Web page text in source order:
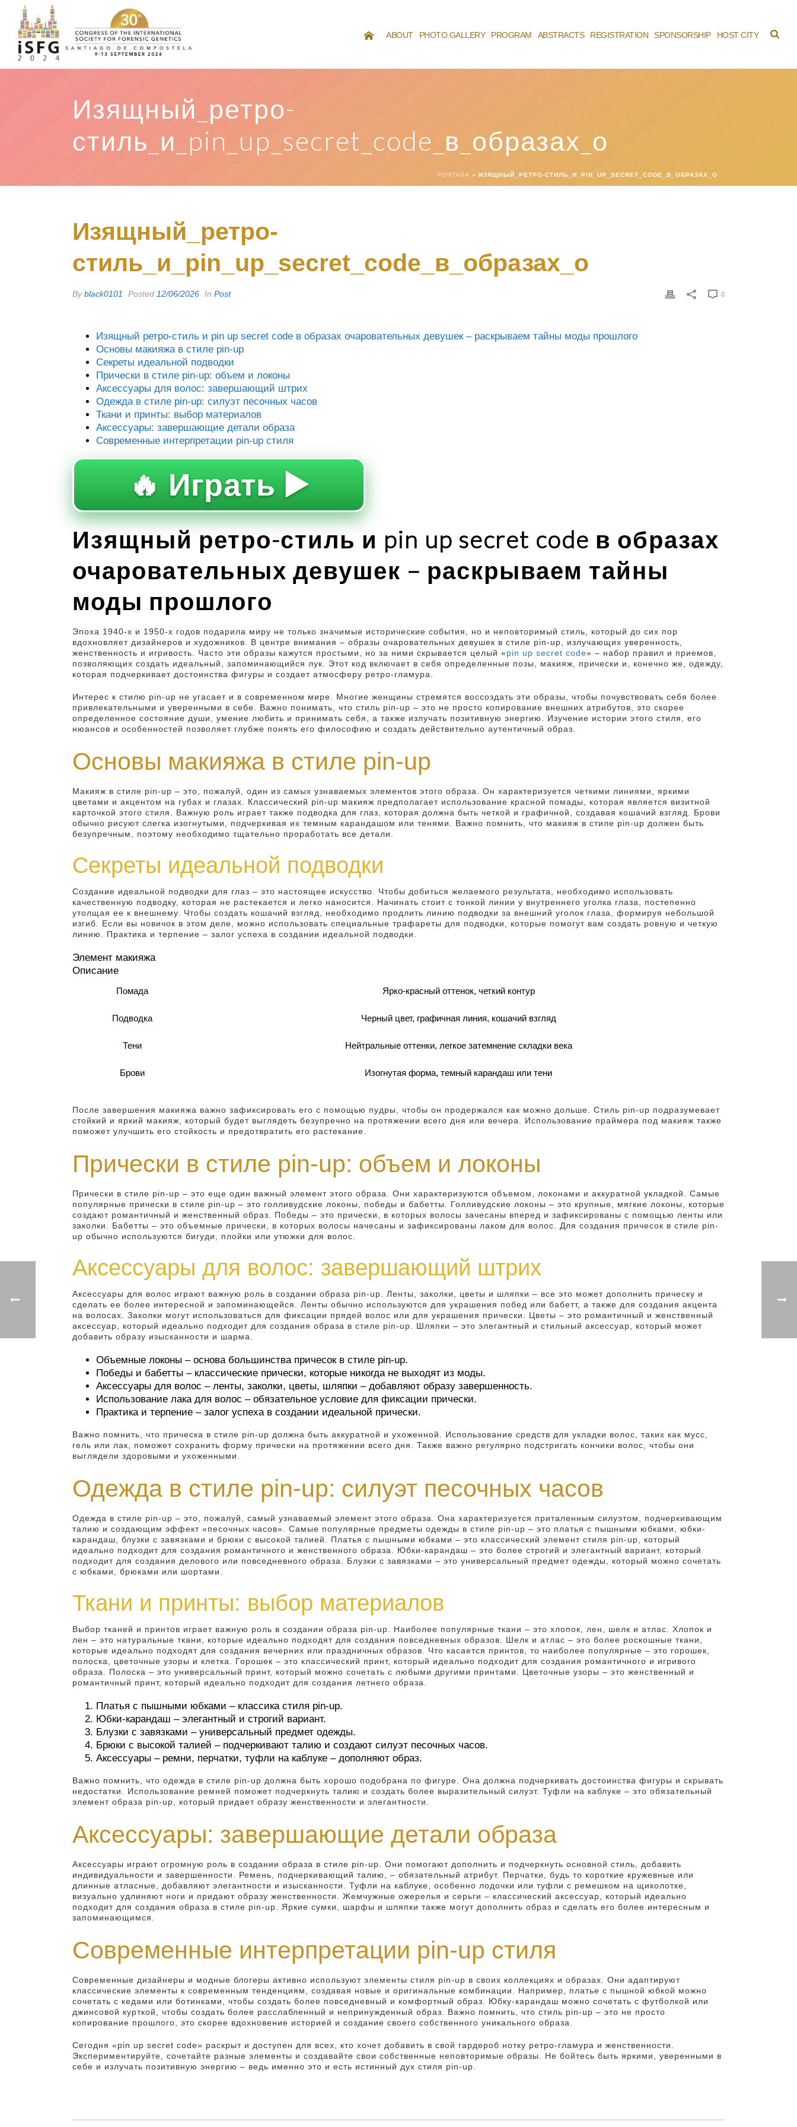
ABOUT PHOTO GALLERY PROGRAM ABSTRACTS REGISTRATION SPONSORSHIP HOST CITY
Изящный_ретро-
стиль_и_pin_up_secret_code_в_образах_о
PORTADA » ИЗЯЩНЫЙ_РЕТРО-СТИЛЬ_И_PIN_UP_SECRET_CODE_В_ОБРАЗАХ_О
Изящный_ретро-
стиль_и_pin_up_secret_code_в_образах_о
Byblack0101 Posted 12/06/2026 In Post 0
Изящный ретро-стиль и pin up secret code в образах очаровательных девушек – раскрываем тайны моды прошлого
Основы макияжа в стиле pin-up
Секреты идеальной подводки
Прически в стиле pin-up: объем и локоны
Аксессуары для волос: завершающий штрих
Одежда в стиле pin-up: силуэт песочных часов
Ткани и принты: выбор материалов
Аксессуары: завершающие детали образа
Современные интерпретации pin-up стиля
🔥 Играть ▶️
Изящный ретро-стиль и pin up secret code в образах
очаровательных девушек – раскрываем тайны
моды прошлого
Эпоха 1940-х и 1950-х годов подарила миру не только значимые исторические события, но и неповторимый стиль, который до сих пор
вдохновляет дизайнеров и художников. В центре внимания – образы очаровательных девушек в стиле pin-up, излучающих уверенность,
женственность и игривость. Часто эти образы кажутся простыми, но за ними скрывается целый «pin up secret code» – набор правил и приемов,
позволяющих создать идеальный, запоминающийся лук. Этот код включает в себя определенные позы, макияж, прически и, конечно же, одежду,
которая подчеркивает достоинства фигуры и создает атмосферу ретро-гламура.
Интерес к стилю pin-up не угасает и в современном мире. Многие женщины стремятся воссоздать эти образы, чтобы почувствовать себя более
привлекательными и уверенными в себе. Важно понимать, что стиль pin-up – это не просто копирование внешних атрибутов, это скорее
определенное состояние души, умение любить и принимать себя, а также излучать позитивную энергию. Изучение истории этого стиля, его
нюансов и особенностей позволяет глубже понять его философию и создать действительно аутентичный образ.
Основы макияжа в стиле pin-up
Макияж в стиле pin-up – это, пожалуй, один из самых узнаваемых элементов этого образа. Он характеризуется четкими линиями, яркими
цветами и акцентом на губах и глазах. Классический pin-up макияж предполагает использование красной помады, которая является визитной
карточкой этого стиля. Важную роль играет также подводка для глаз, которая должна быть четкой и графичной, создавая кошачий взгляд. Брови
обычно рисуют слегка изогнутыми, подчеркивая их темным карандашом или тенями. Важно помнить, что макияж в стиле pin-up должен быть
безупречным, поэтому необходимо тщательно проработать все детали.
Секреты идеальной подводки
Создание идеальной подводки для глаз – это настоящее искусство. Чтобы добиться желаемого результата, необходимо использовать
качественную подводку, которая не растекается и легко наносится. Начинать стоит с тонкой линии у внутреннего уголка глаза, постепенно
утолщая ее к внешнему. Чтобы создать кошачий взгляд, необходимо продлить линию подводки за внешний уголок глаза, формируя небольшой
изгиб. Если вы новичок в этом деле, можно использовать специальные трафареты для подводки, которые помогут вам создать ровную и четкую
линию. Практика и терпение – залог успеха в создании идеальной подводки.
Элемент макияжа
Описание
Помада Ярко-красный оттенок, четкий контур
Подводка Черный цвет, графичная линия, кошачий взгляд
Тени Нейтральные оттенки, легкое затемнение складки века
Брови Изогнутая форма, темный карандаш или тени
После завершения макияжа важно зафиксировать его с помощью пудры, чтобы он продержался как можно дольше. Стиль pin-up подразумевает
стойкий и яркий макияж, который будет выглядеть безупречно на протяжении всего дня или вечера. Использование праймера под макияж также
поможет улучшить его стойкость и предотвратить его растекание.
Прически в стиле pin-up: объем и локоны
Прически в стиле pin-up – это еще один важный элемент этого образа. Они характеризуются объемом, локонами и аккуратной укладкой. Самые
популярные прически в стиле pin-up – это голливудские локоны, победы и бабетты. Голливудские локоны – это крупные, мягкие локоны, которые
создают романтичный и женственный образ. Победы – это прически, в которых волосы зачесаны вперед и зафиксированы с помощью ленты или
заколки. Бабетты – это объемные прически, в которых волосы начесаны и зафиксированы лаком для волос. Для создания причесок в стиле pin-
up обычно используются бигуди, плойки или утюжки для волос.
Аксессуары для волос: завершающий штрих
Аксессуары для волос играют важную роль в создании образа pin-up. Ленты, заколки, цветы и шляпки – все это может дополнить прическу и
сделать ее более интересной и запоминающейся. Ленты обычно используются для украшения побед или бабетт, а также для создания акцента
на волосах. Заколки могут использоваться для фиксации прядей волос или для украшения прически. Цветы – это романтичный и женственный
аксессуар, который идеально подходит для создания образа в стиле pin-up. Шляпки – это элегантный и стильный аксессуар, который может
добавить образу изысканности и шарма.
Объемные локоны – основа большинства причесок в стиле pin-up.
Победы и бабетты – классические прически, которые никогда не выходят из моды.
Аксессуары для волос – ленты, заколки, цветы, шляпки – добавляют образу завершенность.
Использование лака для волос – обязательное условие для фиксации прически.
Практика и терпение – залог успеха в создании идеальной прически.
Важно помнить, что прическа в стиле pin-up должна быть аккуратной и ухоженной. Использование средств для укладки волос, таких как мусс,
гель или лак, поможет сохранить форму прически на протяжении всего дня. Также важно регулярно подстригать кончики волос, чтобы они
выглядели здоровыми и ухоженными.
Одежда в стиле pin-up: силуэт песочных часов
Одежда в стиле pin-up – это, пожалуй, самый узнаваемый элемент этого образа. Она характеризуется приталенным силуэтом, подчеркивающим
талию и создающим эффект «песочных часов». Самые популярные предметы одежды в стиле pin-up – это платья с пышными юбками, юбки-
карандаш, блузки с завязками и брюки с высокой талией. Платья с пышными юбками – это классический элемент стиля pin-up, который
идеально подходит для создания романтичного и женственного образа. Юбки-карандаш – это более строгий и элегантный вариант, который
подходит для создания делового или повседневного образа. Блузки с завязками – это универсальный предмет одежды, который можно сочетать
с юбками, брюками или шортами.
Ткани и принты: выбор материалов
Выбор тканей и принтов играет важную роль в создании образа pin-up. Наиболее популярные ткани – это хлопок, лен, шелк и атлас. Хлопок и
лен – это натуральные ткани, которые идеально подходят для создания повседневных образов. Шелк и атлас – это более роскошные ткани,
которые идеально подходят для создания вечерних или праздничных образов. Что касается принтов, то наиболее популярные – это горошек,
полоска, цветочные узоры и клетка. Горошек – это классический принт, который идеально подходит для создания романтичного и игривого
образа. Полоска – это универсальный принт, который можно сочетать с любыми другими принтами. Цветочные узоры – это женственный и
романтичный принт, который идеально подходит для создания летнего образа.
Платья с пышными юбками – классика стиля pin-up.
Юбки-карандаш – элегантный и строгий вариант.
Блузки с завязками – универсальный предмет одежды.
Брюки с высокой талией – подчеркивают талию и создают силуэт песочных часов.
Аксессуары – ремни, перчатки, туфли на каблуке – дополняют образ.
Важно помнить, что одежда в стиле pin-up должна быть хорошо подобрана по фигуре. Она должна подчеркивать достоинства фигуры и скрывать
недостатки. Использование ремней поможет подчеркнуть талию и создать более выразительный силуэт. Туфли на каблуке – это обязательный
элемент образа pin-up, который придает образу женственности и элегантности.
Аксессуары: завершающие детали образа
Аксессуары играют огромную роль в создании образа в стиле pin-up. Они помогают дополнить и подчеркнуть основной стиль, добавить
индивидуальности и завершенности. Ремень, подчеркивающий талию, – обязательный атрибут. Перчатки, будь то короткие кружевные или
длинные атласные, добавляют элегантности и изысканности. Туфли на каблуке, особенно лодочки или туфли с ремешком на щиколотке,
визуально удлиняют ноги и придают образу женственности. Жемчужные ожерелья и серьги – классический аксессуар, который идеально
подходит для создания образа в стиле pin-up. Яркие сумки, шарфы и шляпки также могут дополнить образ и сделать его более интересным и
запоминающимся.
Современные интерпретации pin-up стиля
Современные дизайнеры и модные блогеры активно используют элементы стиля pin-up в своих коллекциях и образах. Они адаптируют
классические элементы к современным тенденциям, создавая новые и оригинальные комбинации. Например, платье с пышной юбкой можно
сочетать с кедами или ботинками, чтобы создать более повседневный и комфортный образ. Юбку-карандаш можно сочетать с футболкой или
джинсовой курткой, чтобы создать более расслабленный и непринужденный образ. Важно помнить, что стиль pin-up – это не просто
копирование прошлого, это скорее вдохновение историей и создание своего собственного уникального образа.
Сегодня «pin up secret code» раскрыт и доступен для всех, кто хочет добавить в свой гардероб нотку ретро-гламура и женственности.
Экспериментируйте, сочетайте разные элементы и создавайте свои собственные неповторимые образы. Не бойтесь быть яркими, уверенными в
себе и излучать позитивную энергию – ведь именно это и есть истинный дух стиля pin-up.